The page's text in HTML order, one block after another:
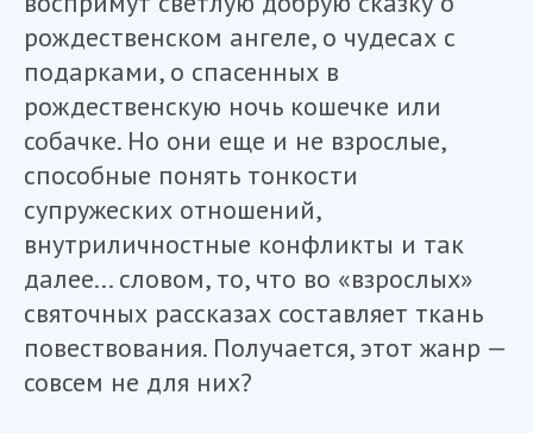
рождественском ангеле, о чудесах с
подарками, о спасенных в
рождественскую ночь кошечке или
собачке. Но они еще и не взрослые,
способные понять тонкости
супружеских отношений,
внутриличностные конфликты и так
далее... словом, то, что во «взрослых»
святочных рассказах составляет ткань
повествования. Получается, этот жанр —
совсем не для них?